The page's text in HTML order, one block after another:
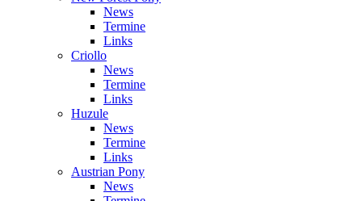
News
Termine
Links
Criollo
News
Termine
Links
Huzule
News
Termine
Links
Austrian Pony
News